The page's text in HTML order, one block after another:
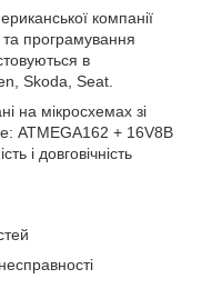
компанії
та програмування
в
Skoda, Seat.
на мікросхемах зі
ATMEGA162 + 16V8B
і довговічність